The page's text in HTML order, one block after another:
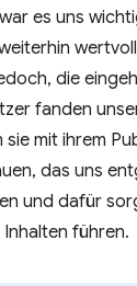
es uns
die
fanden
mit ihrem
das uns
und dafür
führen.